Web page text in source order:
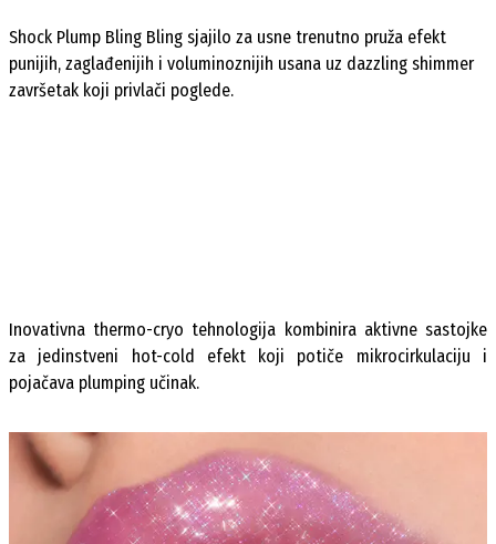
Shock Plump Bling Bling sjajilo za usne trenutno pruža efekt
punijih, zaglađenijih i voluminoznijih usana uz dazzling shimmer
završetak koji privlači poglede.
Inovativna thermo-cryo tehnologija kombinira aktivne sastojke
za jedinstveni hot-cold efekt koji potiče mikrocirkulaciju i
pojačava plumping učinak.